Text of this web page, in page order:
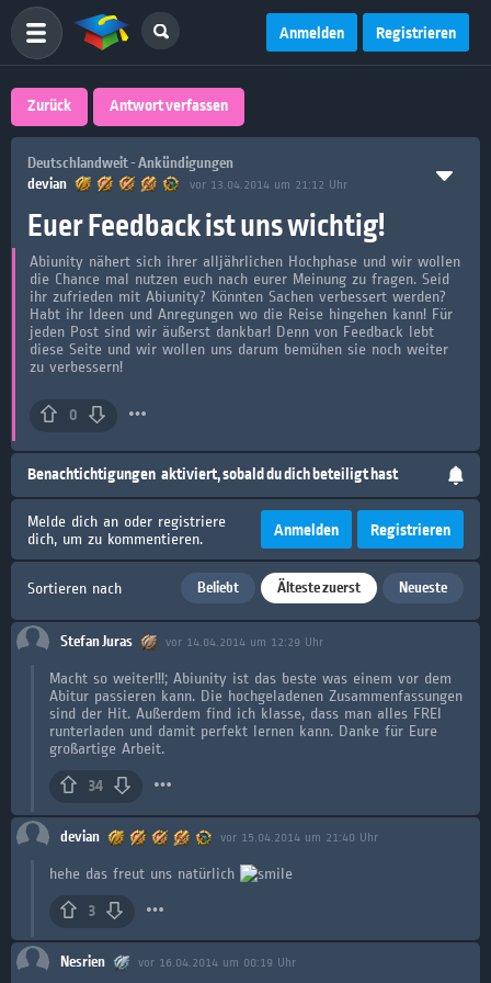
Anmelden Registrieren
Zurück Antwort verfassen
Deutschlandweit - Ankündigungen
devian
vor 13.04.2014 um 21:12 Uhr
Euer Feedback ist uns wichtig!
Abiunity nähert sich ihrer alljährlichen Hochphase und wir wollen
die Chance mal nutzen euch nach eurer Meinung zu fragen. Seid
ihr zufrieden mit Abiunity? Könnten Sachen verbessert werden?
Habt ihr Ideen und Anregungen wo die Reise hingehen kann! Für
jeden Post sind wir äußerst dankbar! Denn von Feedback lebt
diese Seite und wir wollen uns darum bemühen sie noch weiter
zu verbessern!
0
Benachtichtigungen aktiviert, sobald du dich beteiligt hast
Melde dich an oder registriere
dich, um zu kommentieren.
Anmelden Registrieren
Sortieren nach Beliebt Älteste zuerst Neueste
Stefan Juras vor 14.04.2014 um 12:29 Uhr
Macht so weiter!!!; Abiunity ist das beste was einem vor dem
Abitur passieren kann. Die hochgeladenen Zusammenfassungen
sind der Hit. Außerdem find ich klasse, dass man alles FREI
runterladen und damit perfekt lernen kann. Danke für Eure
großartige Arbeit.
34
devian vor 15.04.2014 um 21:40 Uhr
hehe das freut uns natürlich
3
Nesrien vor 16.04.2014 um 00:19 Uhr